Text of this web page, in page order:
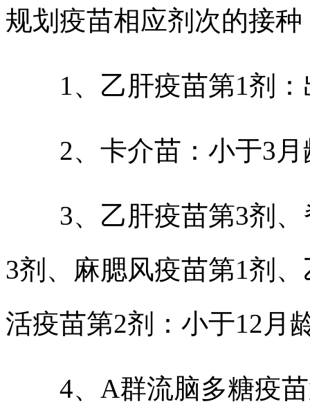
规划疫苗相应剂次的接种
1、乙肝疫苗第1剂：
2、卡介苗：小于3月
3、乙肝疫苗第3剂、
3剂、麻腮风疫苗第1剂
活疫苗第2剂：小于12月
4、A群流脑多糖疫苗